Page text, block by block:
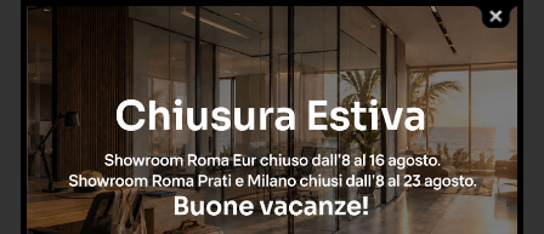
Confermo di aver letto l'informativa sulla privacy, di
accettarne le condizioni e di autorizzare il trattamento dei
dati personali nel rispetto del GDPR.